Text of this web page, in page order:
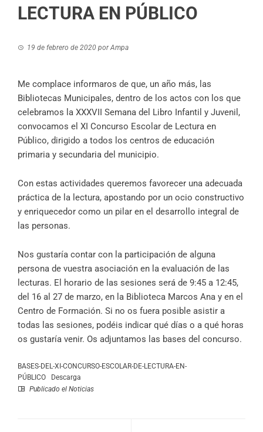
LECTURA EN PÚBLICO
19 de febrero de 2020 porAmpa
Me complace informaros de que, un año más, las
Bibliotecas Municipales, dentro de los actos con los que
celebramos la XXXVII Semana del Libro Infantil y Juvenil,
convocamos el XI Concurso Escolar de Lectura en
Público, dirigido a todos los centros de educación
primaria y secundaria del municipio.
Con estas actividades queremos favorecer una adecuada
práctica de la lectura, apostando por un ocio constructivo
y enriquecedor como un pilar en el desarrollo integral de
las personas.
Nos gustaría contar con la participación de alguna
persona de vuestra asociación en la evaluación de las
lecturas. El horario de las sesiones será de 9:45 a 12:45,
del 16 al 27 de marzo, en la Biblioteca Marcos Ana y en el
Centro de Formación. Si no os fuera posible asistir a
todas las sesiones, podéis indicar qué días o a qué horas
os gustaría venir. Os adjuntamos las bases del concurso.
BASES-DEL-XI-CONCURSO-ESCOLAR-DE-LECTURA-EN-
PÚBLICO
Descarga
Publicado el Noticias